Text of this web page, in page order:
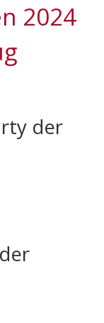
2024
der